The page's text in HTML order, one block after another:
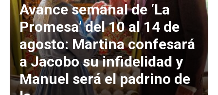
Avance semanal de ‘La
Promesa’ del 10 al 14 de
agosto: Martina confesará
a Jacobo su infidelidad y
Manuel será el padrino de